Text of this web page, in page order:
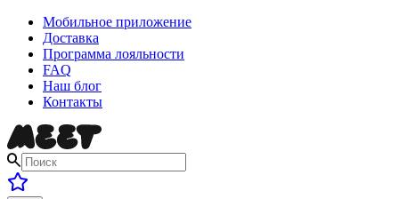
Мобильное приложение
Доставка
Программа лояльности
FAQ
Наш блог
Контакты